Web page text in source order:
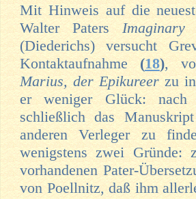
Mit Hinweis auf die
Walter Paters
(Diederichs) versucht
Kontaktaufnahme(18),
Marius, der Epikureer zu
er weniger Glück:
schließlich das
anderen Verleger zu
wenigstens zwei Gründe:
vorhandenen Pater-
von Poellnitz, daß ihm